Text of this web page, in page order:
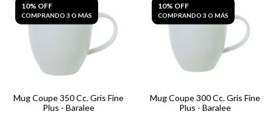
10% OFF
COMPRANDO 3 O MÁS
Mug Coupe 350 Cc. Gris Fine
Plus - Baralee
10% OFF
COMPRANDO 3 O MÁS
Mug Coupe 300 Cc. Gris Fine
Plus - Baralee